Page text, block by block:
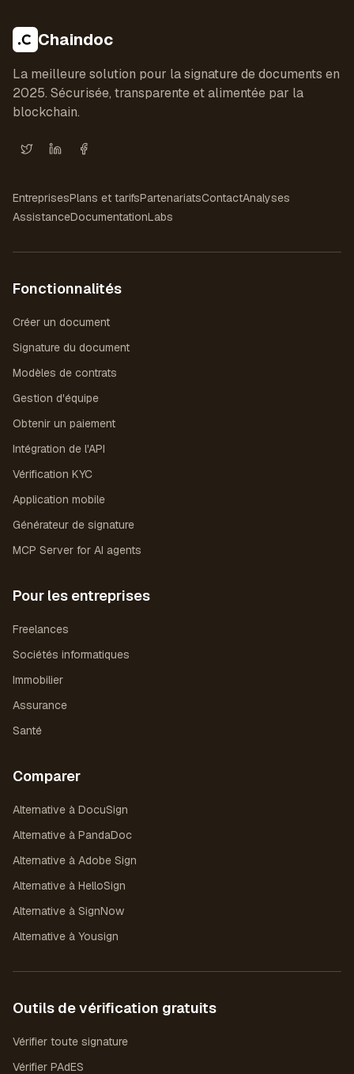
Chaindoc
La meilleure solution pour la signature de documents en
2025. Sécurisée, transparente et alimentée par la
blockchain.
X (Twitter)
LinkedInFacebook
EntreprisesPlans et tarifsPartenariatsContactAnalyses
AssistanceDocumentationLabs
Fonctionnalités
Créer un document
Signature du document
Modèles de contrats
Gestion d'équipe
Obtenir un paiement
Intégration de l'API
Vérification KYC
Application mobile
Générateur de signature
MCP Server for AI agents
Pour les entreprises
Freelances
Sociétés informatiques
Immobilier
Assurance
Santé
Comparer
Alternative à DocuSign
Alternative à PandaDoc
Alternative à Adobe Sign
Alternative à HelloSign
Alternative à SignNow
Alternative à Yousign
Outils de vérification gratuits
Vérifier toute signature
Vérifier PAdES